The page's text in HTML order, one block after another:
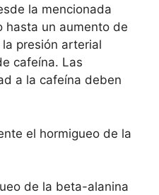
la mencionada
hasta un aumento de
presión arterial
cafeína. Las
a la cafeína deben
el hormigueo de la
de la beta-alanina